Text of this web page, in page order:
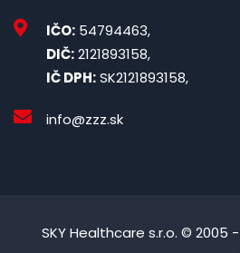
IČO: 54794463,
DIČ:2121893158,
IČ DPH:SK2121893158,
info@zzz.sk
SKY Healthcare s.r.o. © 2005